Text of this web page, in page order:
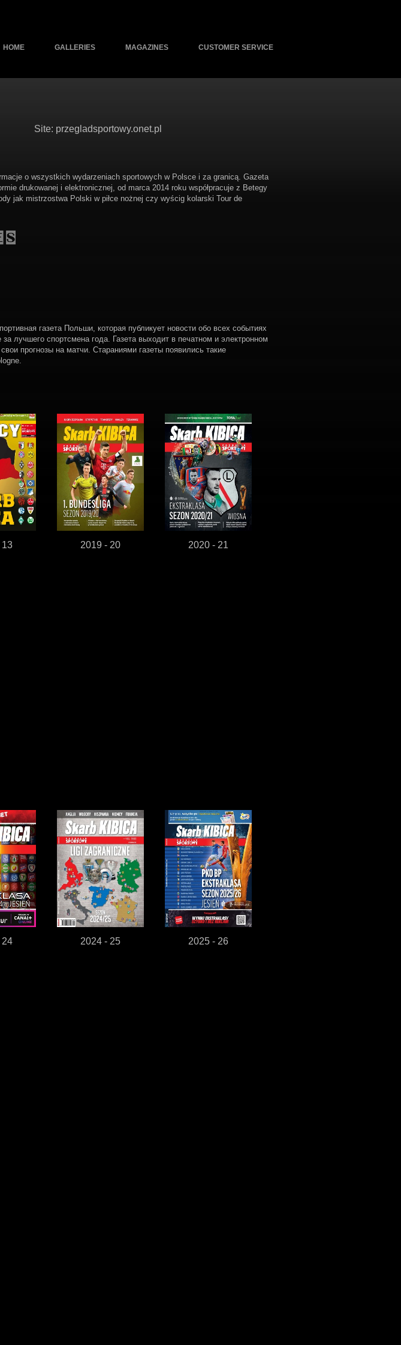
HOME GALLERIES MAGAZINES CUSTOMER SERVICE
Site: przegladsportowy.onet.pl
o wszystkich wydarzeniach sportowych w Polsce i za granicą. Gazeta
drukowanej i elektronicznej, od marca 2014 roku współpracuje z Betegy
jak mistrzostwa Polski w piłce nożnej czy wyścig kolarski Tour de
газета Польши, которая публикует новости обо всех событиях
лучшего спортсмена года. Газета выходит в печатном и электронном
прогнозы на матчи. Стараниями газеты появились такие
13 2019 - 20 2020 - 21
24 2024 - 25 2025 - 26